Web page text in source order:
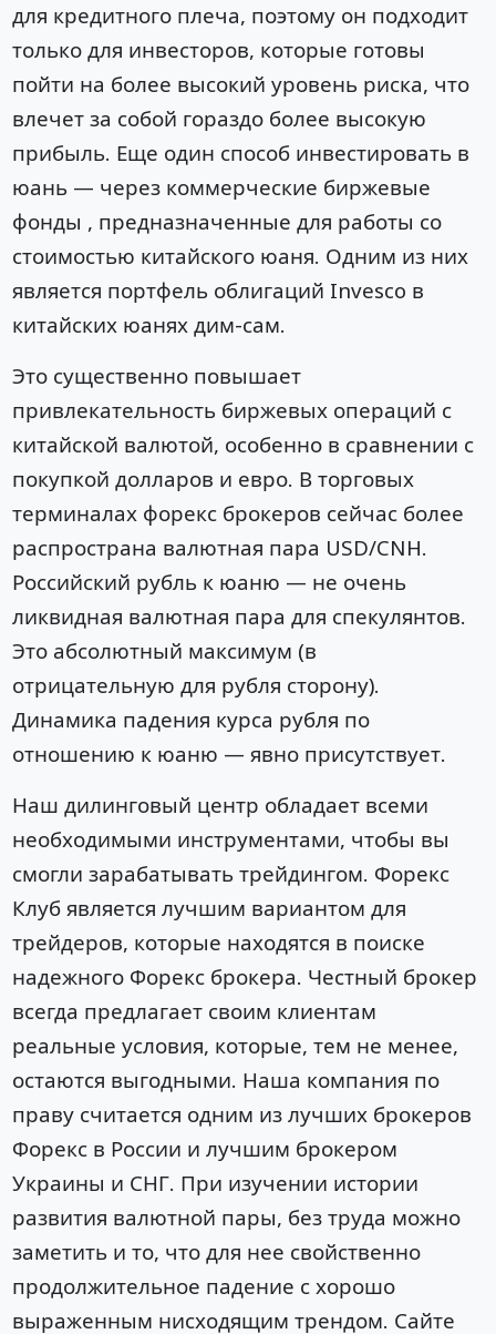
для кредитного плеча, поэтому он подходит
только для инвесторов, которые готовы
пойти на более высокий уровень риска, что
влечет за собой гораздо более высокую
прибыль. Еще один способ инвестировать в
юань — через коммерческие биржевые
фонды , предназначенные для работы со
стоимостью китайского юаня. Одним из них
является портфель облигаций Invesco в
китайских юанях дим-сам.
Это существенно повышает
привлекательность биржевых операций с
китайской валютой, особенно в сравнении с
покупкой долларов и евро. В торговых
терминалах форекс брокеров сейчас более
распространа валютная пара USD/CNH.
Российский рубль к юаню — не очень
ликвидная валютная пара для спекулянтов.
Это абсолютный максимум (в
отрицательную для рубля сторону).
Динамика падения курса рубля по
отношению к юаню — явно присутствует.
Наш дилинговый центр обладает всеми
необходимыми инструментами, чтобы вы
смогли зарабатывать трейдингом. Форекс
Клуб является лучшим вариантом для
трейдеров, которые находятся в поиске
надежного Форекс брокера. Честный брокер
всегда предлагает своим клиентам
реальные условия, которые, тем не менее,
остаются выгодными. Наша компания по
праву считается одним из лучших брокеров
Форекс в России и лучшим брокером
Украины и СНГ. При изучении истории
развития валютной пары, без труда можно
заметить и то, что для нее свойственно
продолжительное падение с хорошо
выраженным нисходящим трендом. Сайте